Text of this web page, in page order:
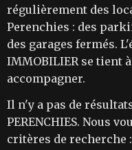
régulièrement des
Perenchies : des
des garages fermés.
IMMOBILIER se tient
accompagner.
Il n'y a pas de
PERENCHIES. Nous
critères de recherche :